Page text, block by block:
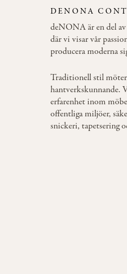
DENONA
deNONA är en del
där vi visar vår
producera moderna
Traditionell stil
hantverkskunnande.
erfarenhet inom
offentliga miljöer,
snickeri, tapetsering